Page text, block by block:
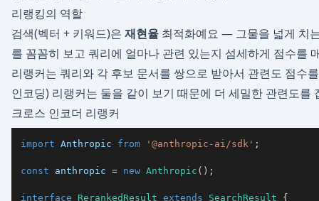
리랭킹의 역할
검색(벡터 + 키워드)은 재현율 최적화예요 — 그물을 넓게 치
를 꼼꼼히 보고 쿼리에 얼마나 관련 있는지 섬세하게 점수를
리랭커는 쿼리와 각 후보 문서를 쌍으로 받아서 관련도 점수
인코딩) 리랭커는 둘을 같이 보기 때문에 더 세밀한 관련도를
크로스 인코더 리랭커
import Anthropic from '@anthropic-ai/sdk' ;
const anthropic = new Anthropic ( ) ;
interface RerankedResult extends SearchResult
{